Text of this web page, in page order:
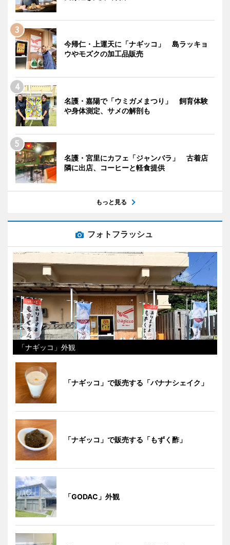
今帰仁・上運天に「ナギッコ」 島ラッキョ
ウやモズクの加工品販売
名護・嘉陽で「ウミガメまつり」 飼育体験
や身体測定、サメの解剖も
名護・宮里にカフェ「ジャンバラ」 古着店
隣に出店、コーヒーと軽食提供
もっと見る
フォトフラッシュ
「ナギッコ」外観
「ナギッコ」で販売する「バナナシェイク」
「ナギッコ」で販売する「もずく酢」
「GODAC」外観